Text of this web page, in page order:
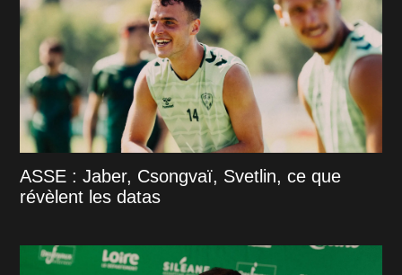
ASSE : Jaber, Csongvaï, Svetlin, ce que
révèlent les datas